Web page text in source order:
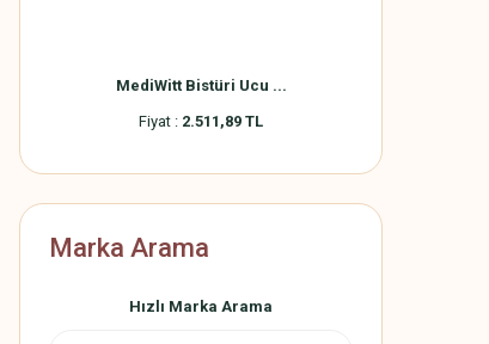
MediWitt Bistüri Ucu ...
Fiyat : 2.511,89 TL
Marka Arama
Hızlı Marka Arama